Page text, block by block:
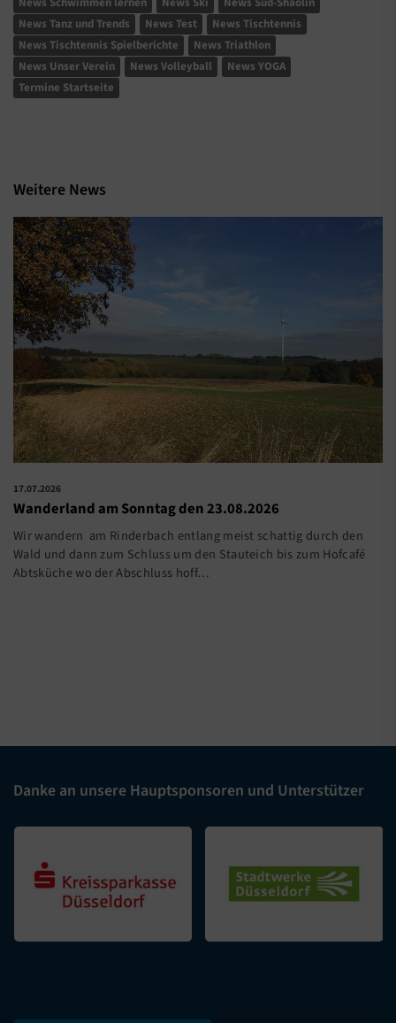
News Tanz und Trends
News Test
News Tischtennis
News Tischtennis Spielberichte
News Triathlon
News Unser Verein
News Volleyball
News YOGA
Termine Startseite
Weitere News
17.07.2026
Wanderland am Sonntag den 23.08.2026
Wir wandern am Rinderbach entlang meist schattig durch den
Wald und dann zum Schluss um den Stauteich bis zum Hofcafé
Abtsküche wo der Abschluss hoff…
Danke an unsere Hauptsponsoren und Unterstützer